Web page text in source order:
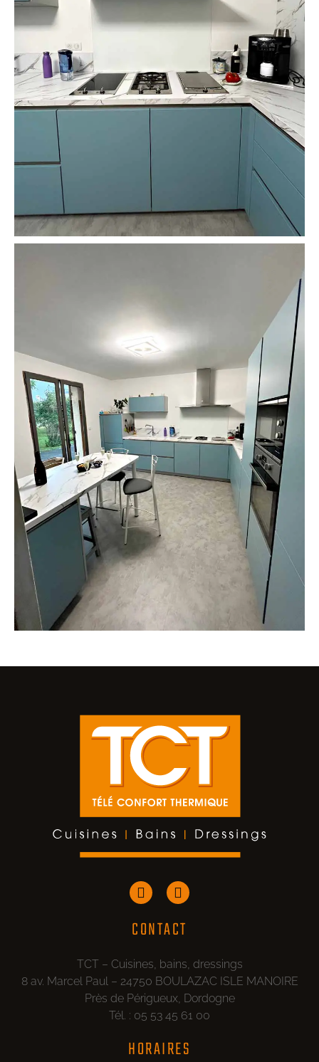
CONTACT
TCT – Cuisines, bains, dressings
8 av. Marcel Paul – 24750 BOULAZAC ISLE MANOIRE
Près de Périgueux, Dordogne
Tél. : 05 53 45 61 00
HORAIRES